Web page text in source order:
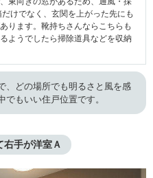
けでなく、玄関を上がった先にも
ります。靴持ちさんならこちらも
ようでしたら掃除道具などを収納
、どの場所でも明るさと風を感
でもいい住戸位置です。
右手が洋室Ａ